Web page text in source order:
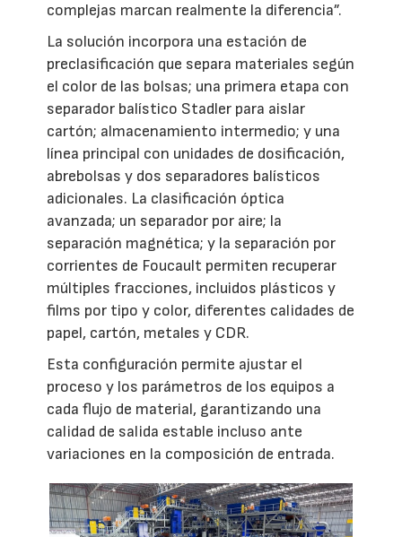
complejas marcan realmente la diferencia”.
La solución incorpora una estación de
preclasificación que separa materiales según
el color de las bolsas; una primera etapa con
separador balístico Stadler para aislar
cartón; almacenamiento intermedio; y una
línea principal con unidades de dosificación,
abrebolsas y dos separadores balísticos
adicionales. La clasificación óptica
avanzada; un separador por aire; la
separación magnética; y la separación por
corrientes de Foucault permiten recuperar
múltiples fracciones, incluidos plásticos y
films por tipo y color, diferentes calidades de
papel, cartón, metales y CDR.
Esta configuración permite ajustar el
proceso y los parámetros de los equipos a
cada flujo de material, garantizando una
calidad de salida estable incluso ante
variaciones en la composición de entrada.